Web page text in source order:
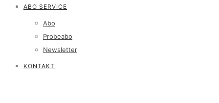
ABO SERVICE
Abo
Probeabo
Newsletter
KONTAKT